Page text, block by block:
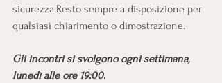
sicurezza.Resto sempre a disposizione per
qualsiasi chiarimento o dimostrazione.
Gli incontri si svolgono ogni settimana,
lunedì alle ore 19:00.